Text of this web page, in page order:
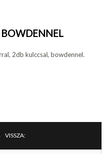
2db kulccsal, bowdennel.
VISSZA: